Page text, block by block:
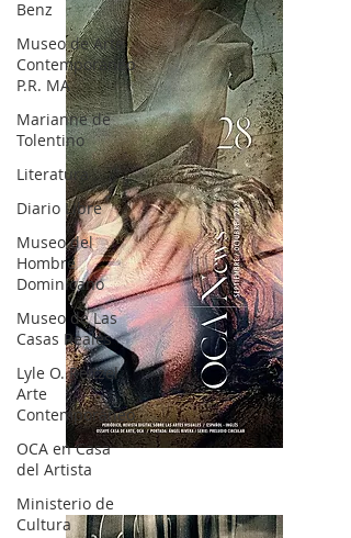
Benz
Museo de Arte
Contemporáneo
P.R. MA
Marianne de
Tolentino
Literatura
Diario Libre
Museo del
Hombre
Dominicano
Museo de Las
Casas Reales
Lyle O. Reitzel
Arte
Contemporáneo
OCA en Casa
del Artista
Ministerio de
Cultura
OCA|News 28 / Julio-Agosto-Septiembre, 2023